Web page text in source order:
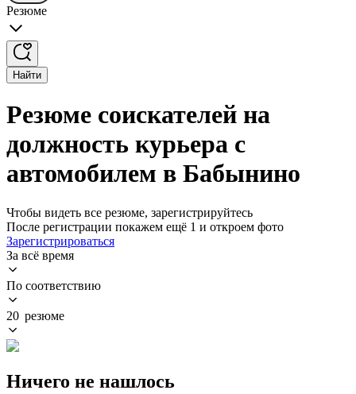
Резюме
Найти
Резюме соискателей на
должность курьера с
автомобилем в Бабынино
Чтобы видеть все резюме, зарегистрируйтесь
После регистрации покажем ещё 1 и откроем фото
Зарегистрироваться
За всё время
По соответствию
20 резюме
Ничего не нашлось